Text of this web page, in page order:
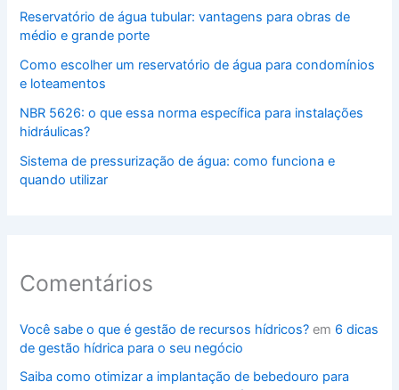
Reservatório de água tubular: vantagens para obras de
médio e grande porte
Como escolher um reservatório de água para condomínios
e loteamentos
NBR 5626: o que essa norma específica para instalações
hidráulicas?
Sistema de pressurização de água: como funciona e
quando utilizar
Comentários
Você sabe o que é gestão de recursos hídricos? em 6 dicas
de gestão hídrica para o seu negócio
Saiba como otimizar a implantação de bebedouro para